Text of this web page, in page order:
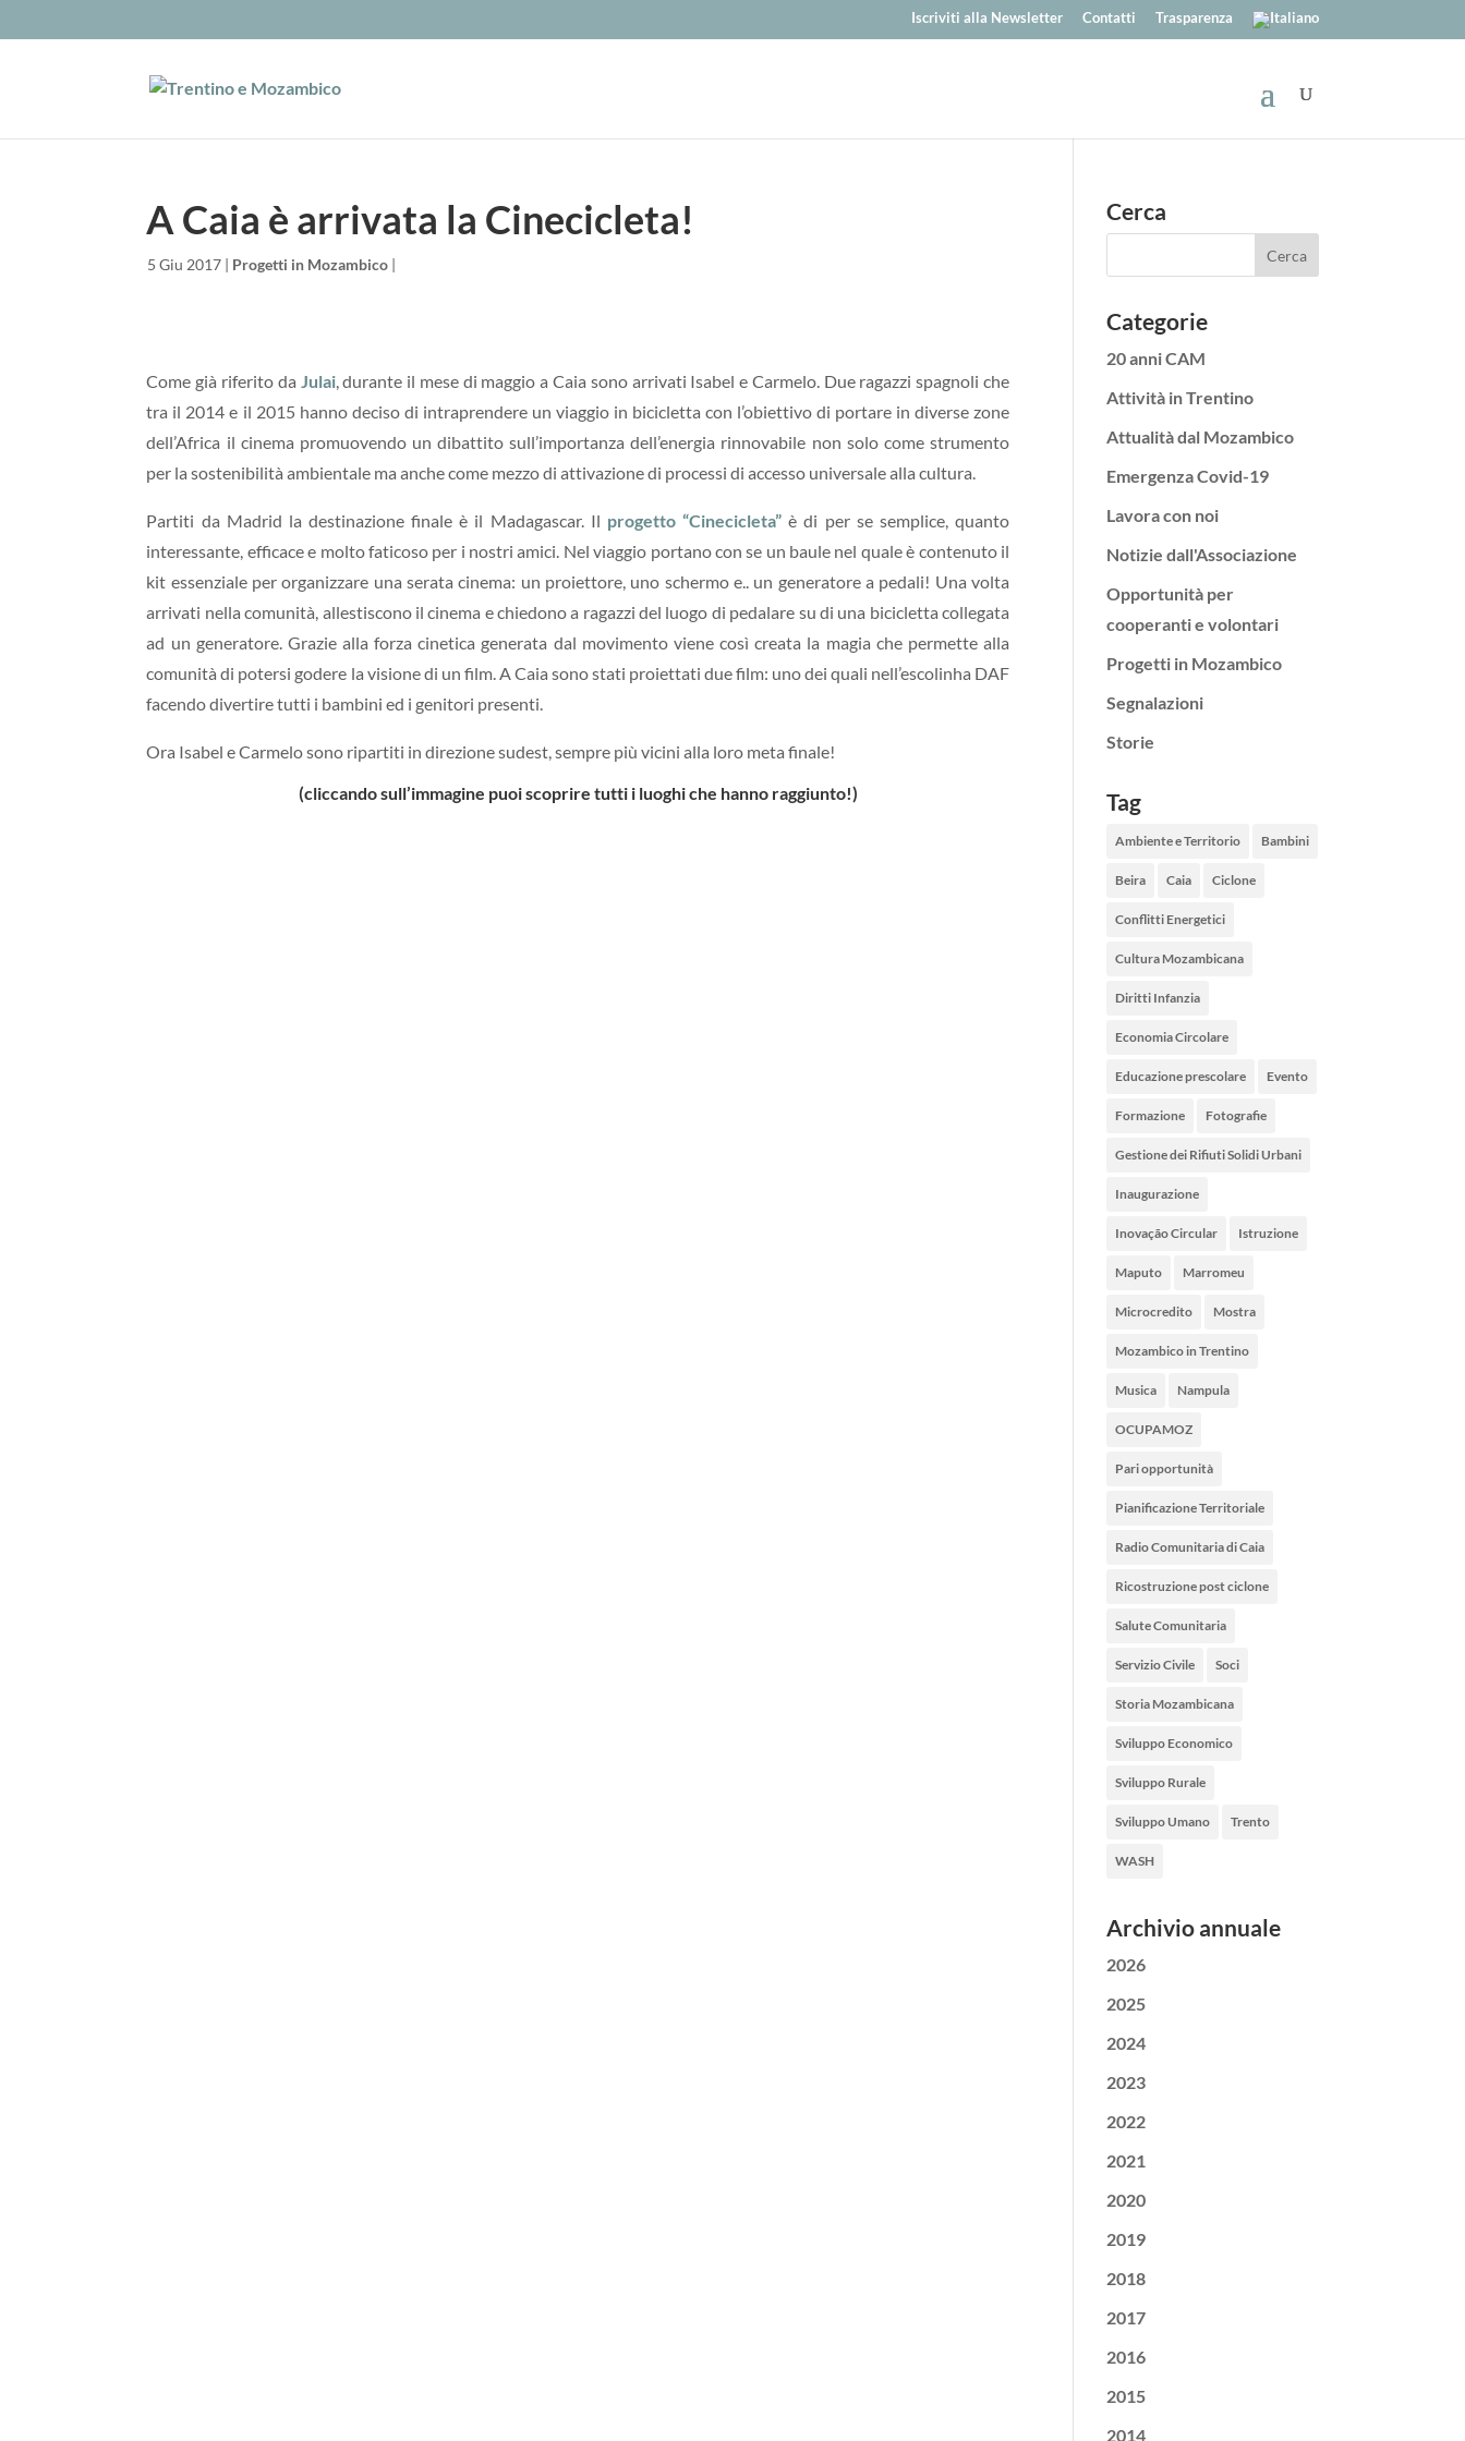
Iscriviti alla Newsletter Contatti Trasparenza
A Caia è arrivata la Cinecicleta!
5 Giu 2017 | Progetti in Mozambico |
Come già riferito da Julai, durante il mese di maggio a Caia sono arrivati Isabel e Carmelo. Due ragazzi spagnoli che
tra il 2014 e il 2015 hanno deciso di intraprendere un viaggio in bicicletta con l’obiettivo di portare in diverse zone
dell’Africa il cinema promuovendo un dibattito sull’importanza dell’energia rinnovabile non solo come strumento
per la sostenibilità ambientale ma anche come mezzo di attivazione di processi di accesso universale alla cultura.
Partiti da Madrid la destinazione finale è il Madagascar. Il progetto “Cinecicleta” è di per se semplice, quanto
interessante, efficace e molto faticoso per i nostri amici. Nel viaggio portano con se un baule nel quale è contenuto il
kit essenziale per organizzare una serata cinema: un proiettore, uno schermo e.. un generatore a pedali! Una volta
arrivati nella comunità, allestiscono il cinema e chiedono a ragazzi del luogo di pedalare su di una bicicletta collegata
ad un generatore. Grazie alla forza cinetica generata dal movimento viene così creata la magia che permette alla
comunità di potersi godere la visione di un film. A Caia sono stati proiettati due film: uno dei quali nell’escolinha DAF
facendo divertire tutti i bambini ed i genitori presenti.
Ora Isabel e Carmelo sono ripartiti in direzione sudest, sempre più vicini alla loro meta finale!
(cliccando sull’immagine puoi scoprire tutti i luoghi che hanno raggiunto!)
Cerca
Categorie
20 anni CAM
Attività in Trentino
Attualità dal Mozambico
Emergenza Covid-19
Lavora con noi
Notizie dall'Associazione
Opportunità per
cooperanti e volontari
Progetti in Mozambico
Segnalazioni
Storie
Tag
Ambiente e Territorio Bambini
Beira Caia Ciclone
Conflitti Energetici
Cultura Mozambicana
Diritti Infanzia
Economia Circolare
Educazione prescolare Evento
Formazione Fotografie
Gestione dei Rifiuti Solidi Urbani
Inaugurazione
Inovação Circular Istruzione
Maputo Marromeu
Microcredito Mostra
Mozambico in Trentino
Musica Nampula
OCUPAMOZ
Pari opportunità
Pianificazione Territoriale
Radio Comunitaria di Caia
Ricostruzione post ciclone
Salute Comunitaria
Servizio Civile Soci
Storia Mozambicana
Sviluppo Economico
Sviluppo Rurale
Sviluppo Umano Trento
WASH
Archivio annuale
2026
2025
2024
2023
2022
2021
2020
2019
2018
2017
2016
2015
2014